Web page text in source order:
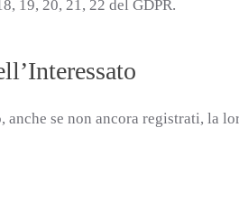
19, 20, 21, 22 del GDPR.
se non ancora registrati, la